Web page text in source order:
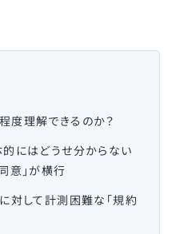
度理解できるのか？
にはどうせ分からない
意」が横行
対して計測困難な「規約